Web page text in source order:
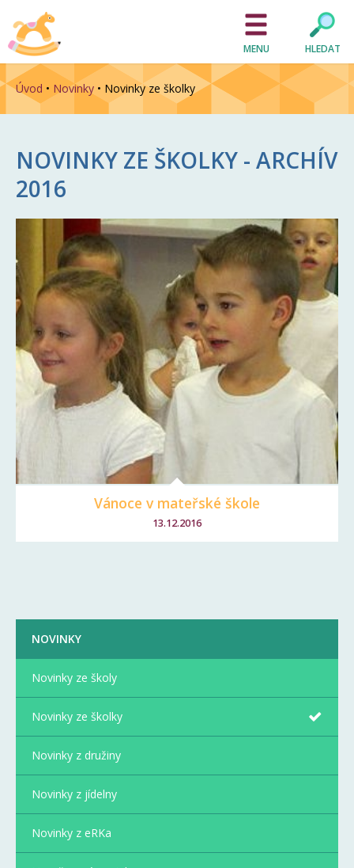
MENU HLEDAT
Úvod • Novinky • Novinky ze školky
NOVINKY ZE ŠKOLKY - ARCHÍV
2016
Vánoce v mateřské škole
13.12.2016
NOVINKY
Novinky ze školy
Novinky ze školky
Novinky z družiny
Novinky z jídelny
Novinky z eRKa